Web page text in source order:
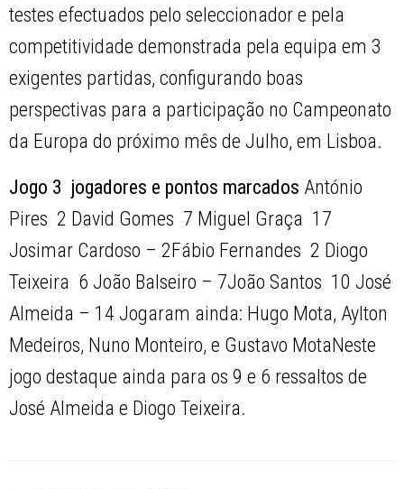
testes efectuados pelo seleccionador e pela
competitividade demonstrada pela equipa em 3
exigentes partidas, configurando boas
perspectivas para a participação no Campeonato
da Europa do próximo mês de Julho, em Lisboa.
Jogo 3  jogadores e pontos marcados António
Pires  2 David Gomes  7 Miguel Graça  17
Josimar Cardoso – 2Fábio Fernandes  2 Diogo
Teixeira  6 João Balseiro – 7João Santos  10 José
Almeida – 14 Jogaram ainda: Hugo Mota, Aylton
Medeiros, Nuno Monteiro, e Gustavo MotaNeste
jogo destaque ainda para os 9 e 6 ressaltos de
José Almeida e Diogo Teixeira.